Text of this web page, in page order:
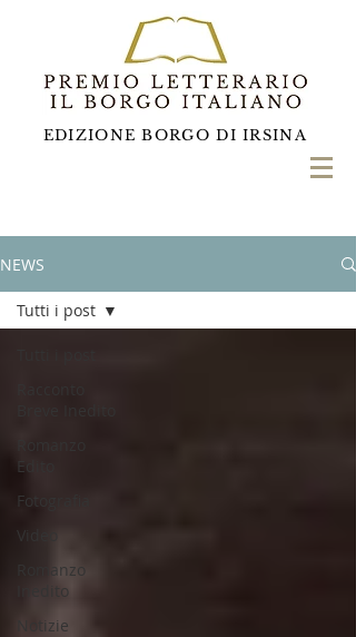
EDIZIONE BORGO DI IRSINA
NEWS
Edito
Fotografia
Video
Romanzo
Inedito
Notizie
Tutti i post